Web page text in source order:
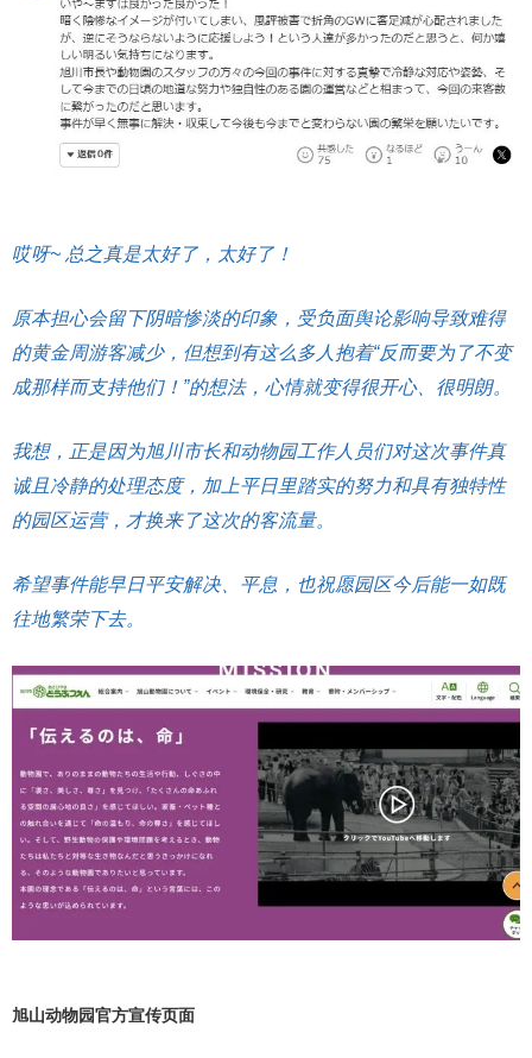
哎呀~ 总之真是太好了，太好了！
原本担心会留下阴暗惨淡的印象，受负面舆论影响导致难得
的黄金周游客减少，但想到有这么多人抱着“反而要为了不变
成那样而支持他们！”的想法，心情就变得很开心、很明朗。
我想，正是因为旭川市长和动物园工作人员们对这次事件真
诚且冷静的处理态度，加上平日里踏实的努力和具有独特性
的园区运营，才换来了这次的客流量。
希望事件能早日平安解决、平息，也祝愿园区今后能一如既
往地繁荣下去。
旭山动物园官方宣传页面